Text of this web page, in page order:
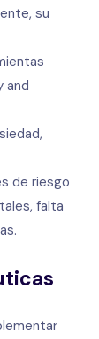
su
and
de riesgo
falta